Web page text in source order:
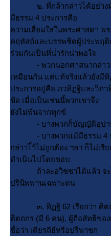
๒. ที่กล้ากล่าวได้อย่างมั่น
มีธรรม 4 ประการคือ
ความเลื่อมใสในพระศาสดา
คฤหัสถ์และบรรพชิตผู้ประพฤติ
ร่วมกันเป็นที่น่่ารักน่าพอใจ
- พวกนอกศาสนากล่าวว่
เหมือนกัน แต่แท้จริงแล้วยังมีทิ
ประการอยู่คือ ภวทิฏฐิและวิภ
ข้อ เมื่อเป็นเช่นนี้พวกเขาจึง
ังไม่พ้นจากทุกข์
- บางพวกก็บัญญัติอุปาทา
- บางพวกแม้มีธรรม 4 ปร
กล่าวไ้ว้ไม่ถูกต้อง ฯลฯ ก็ไม่เรีย
ดำเนินไปโดยชอบ
ถ้าละอวิชชาได้แล้ว จะไ
ปรินิพพานเฉพาะตน
๓. ทิฏฐิ 62 เรียกว่า ติตถะ
ติตถกร (มี 6 คน), ผู้ถือลัทธิขอ
ชื่อว่า เดียรถีย์หรือปริพาชก